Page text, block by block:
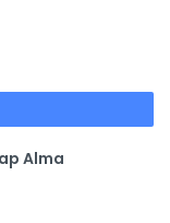
Alma